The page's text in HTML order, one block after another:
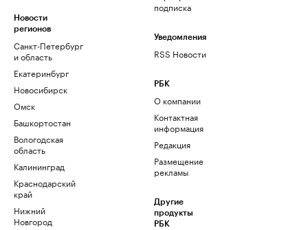
Новости
регионов
Санкт-Петербург
и область
Екатеринбург
Новосибирск
Омск
Башкортостан
Вологодская
область
Калининград
Краснодарский
край
Нижний
Новгород
подписка
Уведомления
RSS Новости
РБК
О компании
Контактная
информация
Редакция
Размещение
рекламы
Другие
продукты
РБК